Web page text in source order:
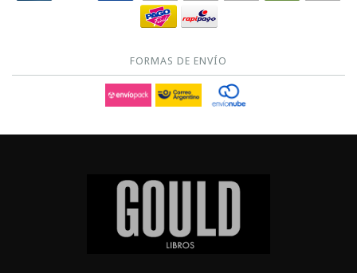
FORMAS DE ENVÍO